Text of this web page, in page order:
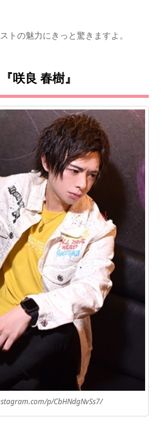
トの魅力にきっと驚きますよ。
咲良 春樹』
p/CbHNdgNvSs7/